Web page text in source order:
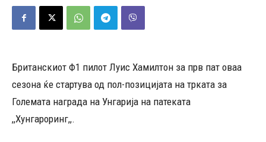
Британскиот Ф1 пилот Луис Хамилтон за прв пат оваа
сезона ќе стартува од пол-позицијата на трката за
Големата награда на Унгарија на патеката
,,Хунгароринг,,.